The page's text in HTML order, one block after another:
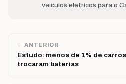
veículos elétricos para o
← ANTERIOR
Estudo: menos de 1% de
trocaram baterias